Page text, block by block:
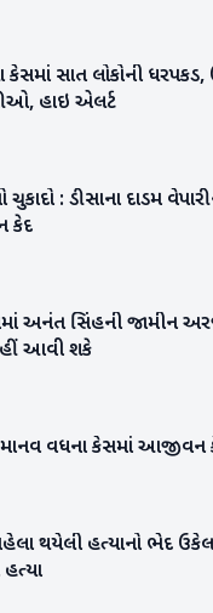
કેસમાં સાત લોકોની ધરપકડ,
હાઇ એલર્ટ
ચુકાદો : ડીસાના દાડમ
કેદ
અનંત સિંહની જામીન
આવી શકે
માનવ વધના કેસમાં આજીવન
થયેલી હત્યાનો ભેદ
હત્યા